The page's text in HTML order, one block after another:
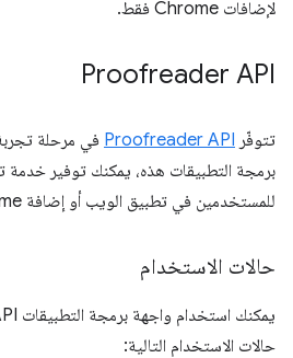
لإضافات Chrome فقط.
Proofreader API
تتوفّر Proofreader API في مرحلة
برمجة التطبيقات هذه، يمكنك توفير خدمة
للمستخدمين في تطبيق الويب أو إضافة Chrome.
حالات الاستخدام
حالات الاستخدام التالية: